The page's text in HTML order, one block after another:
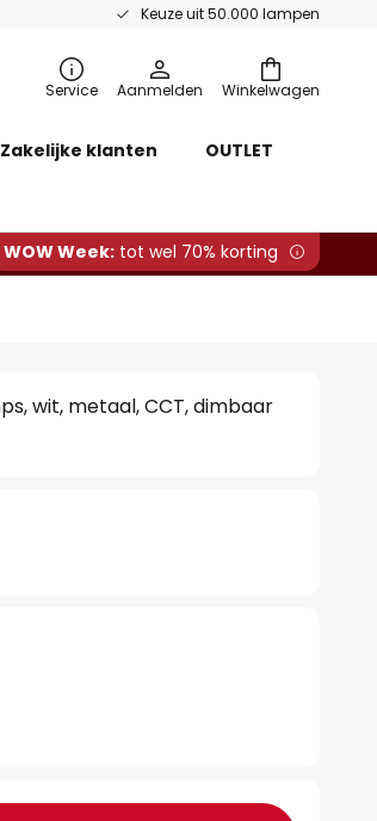
Keuze uit 50.000 lampen
Winkelwagen
Service Aanmelden
Zakelijke klanten OUTLET
WOW Week: tot wel 70% korting
wit, metaal, CCT, dimbaar